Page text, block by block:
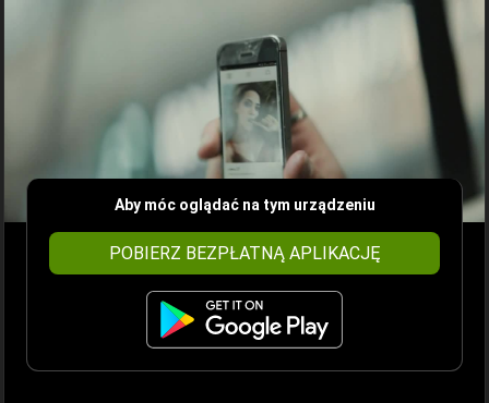
Aby móc oglądać na tym urządzeniu
POBIERZ BEZPŁATNĄ APLIKACJĘ